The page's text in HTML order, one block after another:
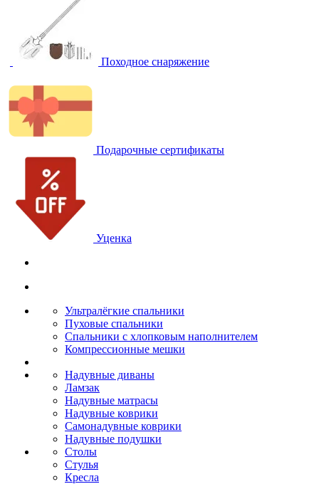
Походное снаряжение
Подарочные сертификаты
Уценка
Ультралёгкие спальники
Пуховые спальники
Спальники с хлопковым наполнителем
Компрессионные мешки
Надувные диваны
Ламзак
Надувные матрасы
Надувные коврики
Самонадувные коврики
Надувные подушки
Столы
Стулья
Кресла